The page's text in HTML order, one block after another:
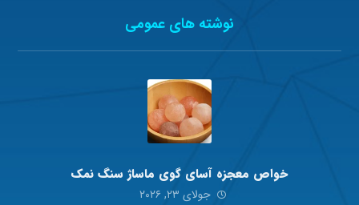
نوشته های عمومی
خواص معجزه آسای گوی ماساژ سنگ نمک
جولای ۲۳, ۲۰۲۶